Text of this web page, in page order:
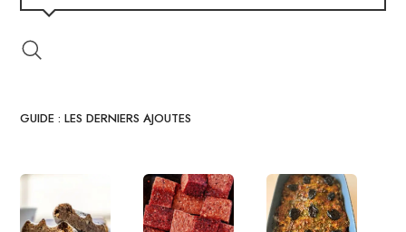
GUIDE : LES DERNIERS AJOUTES